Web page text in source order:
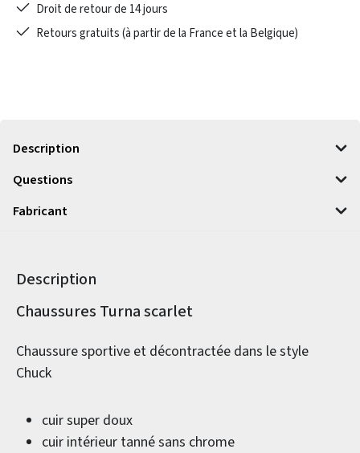
Droit de retour de 14 jours
Retours gratuits (à partir de la France et la Belgique)
Description
Questions
Fabricant
Description
Informations sur le produit
Chaussures Turna scarlet
Chaussure sportive et décontractée dans le style
Chuck
cuir super doux
cuir intérieur tanné sans chrome